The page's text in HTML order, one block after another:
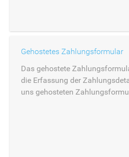
Gehostetes Zahlungsformular
Das gehostete
die Erfassung der
uns gehosteten